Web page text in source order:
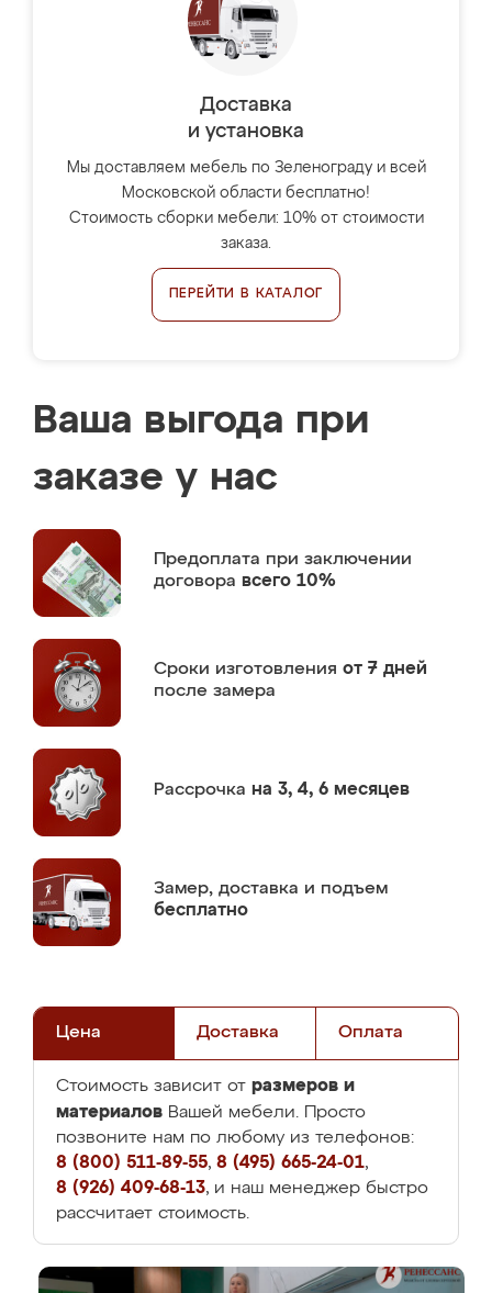
Доставка
и установка
Мы доставляем мебель по Зеленограду и всей
Московской области бесплатно!
Стоимость сборки мебели: 10% от стоимости
заказа.
ПЕРЕЙТИ В КАТАЛОГ
Ваша выгода при
заказе у нас
Предоплата при заключении
договора всего 10%
Сроки изготовления от 7 дней
после замера
Рассрочка на 3, 4, 6 месяцев
Замер, доставка и подъем
бесплатно
Цена Доставка Оплата
Стоимость зависит от размеров и
материалов Вашей мебели. Просто
позвоните нам по любому из телефонов:
8 (800) 511-89-55, 8 (495) 665-24-01,
8 (926) 409-68-13, и наш менеджер быстро
рассчитает стоимость.